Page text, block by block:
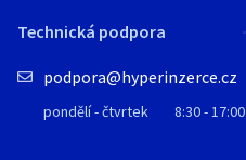
Technická podpora
podpora@hyperinzerce.cz
pondělí - čtvrtek 8:30 - 17:00